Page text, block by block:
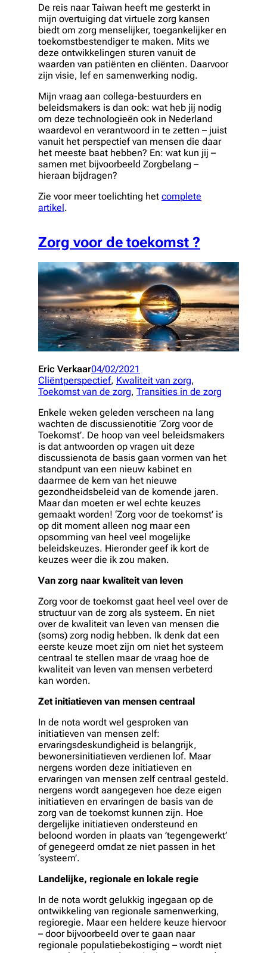
De reis naar Taiwan heeft me gesterkt in
mijn overtuiging dat virtuele zorg kansen
biedt om zorg menselijker, toegankelijker en
toekomstbestendiger te maken. Mits we
deze ontwikkelingen sturen vanuit de
waarden van patiënten en cliënten. Daarvoor
zijn visie, lef en samenwerking nodig.
Mijn vraag aan collega-bestuurders en
beleidsmakers is dan ook: wat heb jij nodig
om deze technologieën ook in Nederland
waardevol en verantwoord in te zetten – juist
vanuit het perspectief van mensen die daar
het meeste baat hebben? En: wat kun jij –
samen met bijvoorbeeld Zorgbelang –
hieraan bijdragen?
Zie voor meer toelichting het complete
artikel .
Zorg voor de toekomst ?
Eric Verkaar04/02/2021
Cliëntperspectief, Kwaliteit van zorg
Toekomst van de zorg, Transities in de zorg
Enkele weken geleden verscheen na lang
wachten de discussienotitie ‘Zorg voor de
Toekomst’. De hoop van veel beleidsmakers
is dat antwoorden op vragen uit deze
discussienota de basis gaan vormen van het
standpunt van een nieuw kabinet en
daarmee de kern van het nieuwe
gezondheidsbeleid van de komende jaren.
Maar dan moeten er wel echte keuzes
gemaakt worden! ‘Zorg voor de toekomst’ is
op dit moment alleen nog maar een
opsomming van heel veel mogelijke
beleidskeuzes. Hieronder geef ik kort de
keuzes weer die ik zou maken.
Van zorg naar kwaliteit van leven
Zorg voor de toekomst gaat heel veel over de
structuur van de zorg als systeem. En niet
over de kwaliteit van leven van mensen die
(soms) zorg nodig hebben. Ik denk dat een
eerste keuze moet zijn om niet het systeem
centraal te stellen maar de vraag hoe de
kwaliteit van leven van mensen verbeterd
kan worden.
Zet initiatieven van mensen centraal
In de nota wordt wel gesproken van
initiatieven van mensen zelf:
ervaringsdeskundigheid is belangrijk,
bewonersinitiatieven verdienen lof. Maar
nergens worden deze initiatieven en
ervaringen van mensen zelf centraal gesteld.
nergens wordt aangegeven hoe deze eigen
initiatieven en ervaringen de basis van de
zorg van de toekomst kunnen zijn. Hoe
dergelijke initiatieven ondersteund en
beloond worden in plaats van ’tegengewerkt’
of genegeerd omdat ze niet passen in het
‘systeem’.
Landelijke, regionale en lokale regie
In de nota wordt gelukkig ingegaan op de
ontwikkeling van regionale samenwerking,
regioregie. Maar een heldere keuze hiervoor
– door bijvoorbeeld over te gaan naar
regionale populatiebekostiging – wordt niet